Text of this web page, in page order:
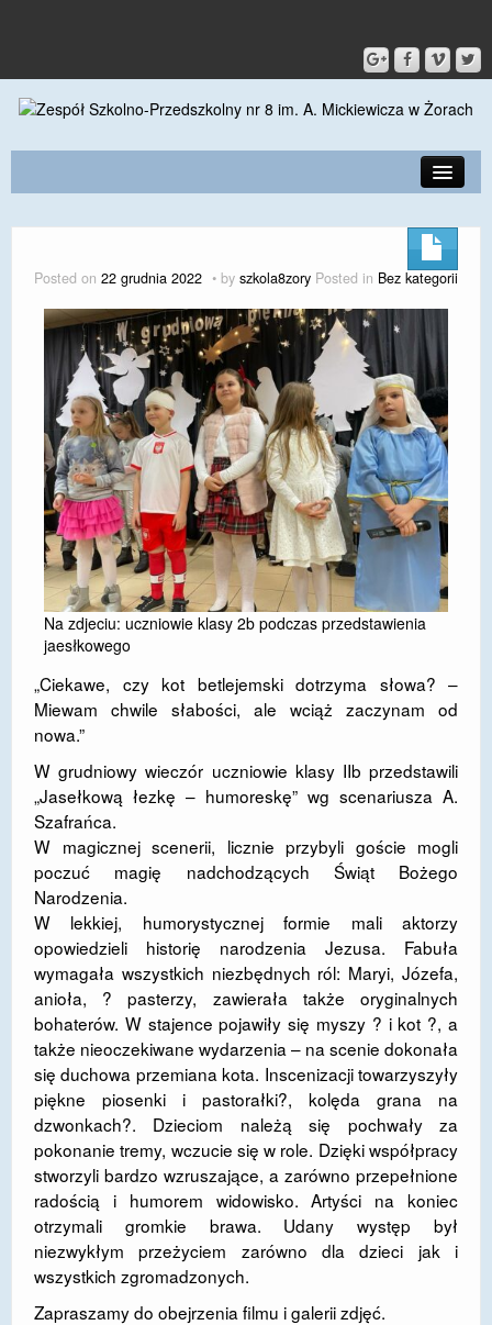
KONTAKT
DLA RODZICÓW I UCZNIÓW
DLA PRACOWNIKÓW
GALERIA
SPORT
DOSTĘPNOŚĆ
POLITYKA PRYWATNOŚCI
RODO
EGZAMIN ÓSMOKLASISTY
STANDARDY OCHRONY MAŁOLETNICH
PROJEKT ,,SZKOŁY Z JAKOŚCIĄ – ROZWÓJ
KSZTAŁCENIA OGÓLNEGO NA TERENIE MIASTA
ŻORY”
REKRUTACJA 2026/2027
mLegitymacja
Posted on 22 grudnia 2022 by szkola8zory Posted in Bez kategorii
Na zdjeciu: uczniowie klasy 2b podczas przedstawienia
jaesłkowego
„Ciekawe, czy kot betlejemski dotrzyma słowa? –
Miewam chwile słabości, ale wciąż zaczynam od
nowa.”
W grudniowy wieczór uczniowie klasy IIb przedstawili
„Jasełkową łezkę – humoreskę” wg scenariusza A.
Szafrańca.
W magicznej scenerii, licznie przybyli goście mogli
poczuć magię nadchodzących Świąt Bożego
Narodzenia.
W lekkiej, humorystycznej formie mali aktorzy
opowiedzieli historię narodzenia Jezusa. Fabuła
wymagała wszystkich niezbędnych ról: Maryi, Józefa,
anioła, ? pasterzy, zawierała także oryginalnych
bohaterów. W stajence pojawiły się myszy ? i kot ?, a
także nieoczekiwane wydarzenia – na scenie dokonała
się duchowa przemiana kota. Inscenizacji towarzyszyły
piękne piosenki i pastorałki?, kolęda grana na
dzwonkach?. Dzieciom należą się pochwały za
pokonanie tremy, wczucie się w role. Dzięki współpracy
stworzyli bardzo wzruszające, a zarówno przepełnione
radością i humorem widowisko. Artyści na koniec
otrzymali gromkie brawa. Udany występ był
niezwykłym przeżyciem zarówno dla dzieci jak i
wszystkich zgromadzonych.
Zapraszamy do obejrzenia filmu i galerii zdjęć.